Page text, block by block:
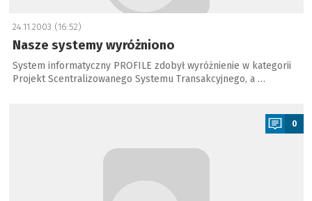
24.11.2003 (16:52)
Nasze systemy wyróżniono
System informatyczny PROFILE zdobył wyróżnienie w kategorii
Projekt Scentralizowanego Systemu Transakcyjnego, a …
0